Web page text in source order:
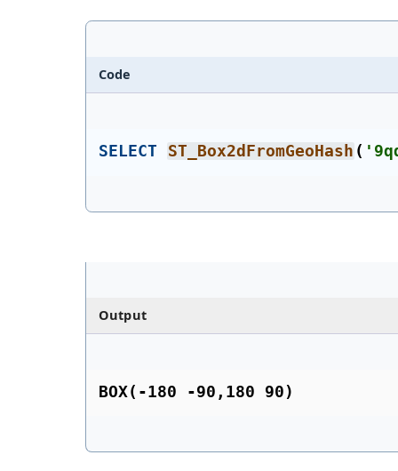
Code
SELECT ST_Box2dFromGeoHash (
Output
BOX(-180 -90,180 90)